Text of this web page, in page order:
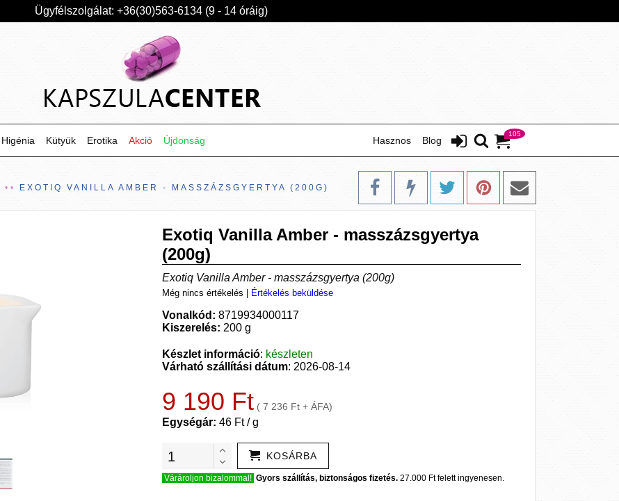
Ügyfélszolgálat: +36(30)563-6134 (9 - 14 óráig)
105
Blog
Hasznos
Higénia Kütyük Erotika Akció Újdonság
EXOTIQ VANILLA AMBER - MASSZÁZSGYERTYA (200G)
Exotiq Vanilla Amber - masszázsgyertya
(200g)
Exotiq Vanilla Amber - masszázsgyertya (200g)
Még nincs értékelés Értékelés beküldése
Vonalkód: 8719934000117
Kiszerelés: 200 g
Készlet információ: készleten
Várható szállítási dátum: 2026-08-14
9 190 Ft ( 7 236 Ft + ÁFA)
Egységár: 46 Ft / g
KOSÁRBA
Várároljon bizalommal! Gyors szállítás, biztonságos fizetés. 27.000 Ft felett ingyenesen.